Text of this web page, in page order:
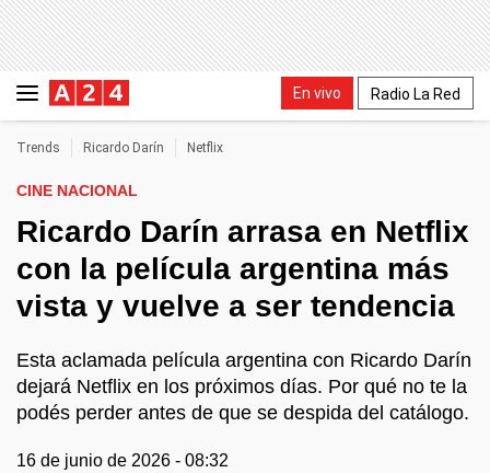
En vivo Radio La Red
Trends Ricardo Darín Netflix
CINE NACIONAL
Ricardo Darín arrasa en Netflix
con la película argentina más
vista y vuelve a ser tendencia
Esta aclamada película argentina con Ricardo Darín
dejará Netflix en los próximos días. Por qué no te la
podés perder antes de que se despida del catálogo.
16 de junio de 2026 - 08:32